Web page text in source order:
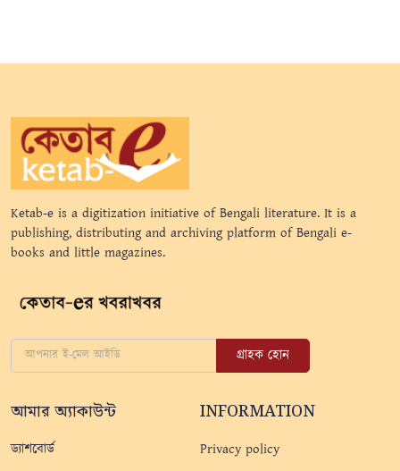
Ketab-e is a digitization initiative of Bengali literature. It is a
publishing, distributing and archiving platform of Bengali e-
books and little magazines.
গ্রাহক হোন
আমার অ্যাকাউন্ট
ড্যাশবোর্ড
INFORMATION
Privacy policy